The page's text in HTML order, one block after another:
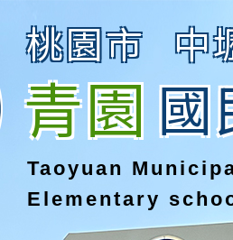
桃園市 中
青園國
Taoyuan
Elementary